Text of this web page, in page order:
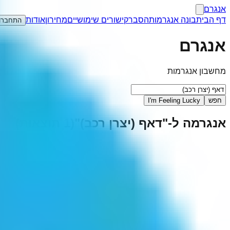
אנגרם
דף הביתבונה אנגרמותהסברקישורים שימושייםמחירוןאודות
אנגרם
מחשבון אנגרמות
חפש I'm Feeling Lucky
אנגרמה ל-"דאף (יצרן רכב)